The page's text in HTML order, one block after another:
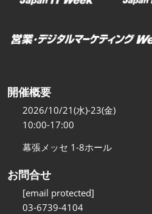
開催概要
2026/10/21(水)-23(金)
10:00-17:00
幕張メッセ 1-8ホール
お問合せ
[email protected]
03-6739-4104